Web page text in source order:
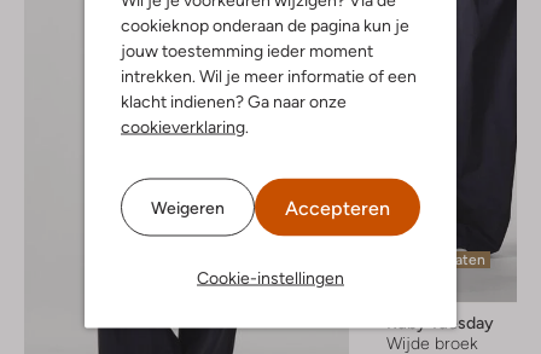
cookieknop onderaan de pagina kun je
jouw toestemming ieder moment
intrekken. Wil je meer informatie of een
klacht indienen? Ga naar onze
cookieverklaring.
Weigeren Accepteren
Cookie-instellingen
Laatste maten
Ruby Tuesday
Wijde broek